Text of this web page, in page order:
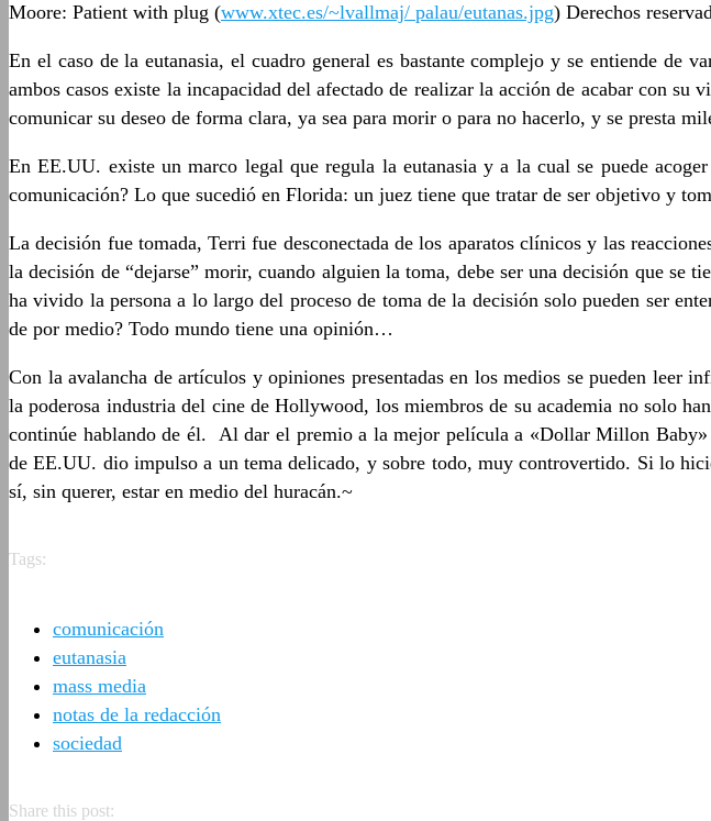
Moore: Patient with plug (www.xtec.es/~lvallmaj/ palau/eutanas.jpg) Derechos
En el caso de la eutanasia, el cuadro general es bastante complejo y se entiende de
ambos casos existe la incapacidad del afectado de realizar la acción de acabar con su
comunicar su deseo de forma clara, ya sea para morir o para no hacerlo, y se presta
En EE.UU. existe un marco legal que regula la eutanasia y a la cual se puede
comunicación? Lo que sucedió en Florida: un juez tiene que tratar de ser objetivo y
La decisión fue tomada, Terri fue desconectada de los aparatos clínicos y las
la decisión de “dejarse” morir, cuando alguien la toma, debe ser una decisión que se
ha vivido la persona a lo largo del proceso de toma de la decisión solo pueden ser
de por medio? Todo mundo tiene una opinión…
Con la avalancha de artículos y opiniones presentadas en los medios se pueden leer
la poderosa industria del cine de Hollywood, los miembros de su academia no solo
continúe hablando de él. Al dar el premio a la mejor película a «Dollar Millon
de EE.UU. dio impulso a un tema delicado, y sobre todo, muy controvertido. Si lo
sí, sin querer, estar en medio del huracán.~
Tags:
comunicación
eutanasia
mass media
notas de la redacción
sociedad
Share this post: